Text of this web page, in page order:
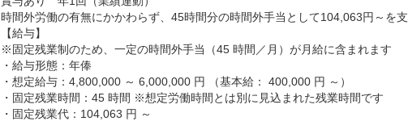
時間外労働の有無にかかわらず、45時間分の時間外手当として104,063円～を
【給与】
※固定残業制のため、一定の時間外手当（45 時間／月）が月給に含まれます
・給与形態：年俸
・想定給与：4,800,000 ～ 6,000,000 円 （基本給： 400,000 円 ～）
・固定残業時間：45 時間 ※想定労働時間とは別に見込まれた残業時間です
・固定残業代：104,063 円 ～